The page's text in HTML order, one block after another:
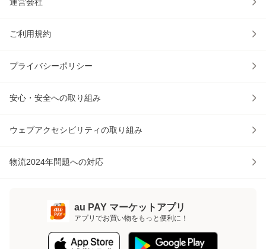
運営会社
ご利用規約
プライバシーポリシー
安心・安全への取り組み
ウェブアクセシビリティの取り組み
物流2024年問題への対応
au PAY マーケットアプリ
アプリでお買い物をもっと便利に！